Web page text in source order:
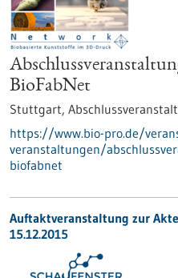
BioFabNet
Stuttgart,
https://www.bio-pro.de/
veranstaltungen/
biofabnet
Auftaktveranstaltung zur
15.12.2015